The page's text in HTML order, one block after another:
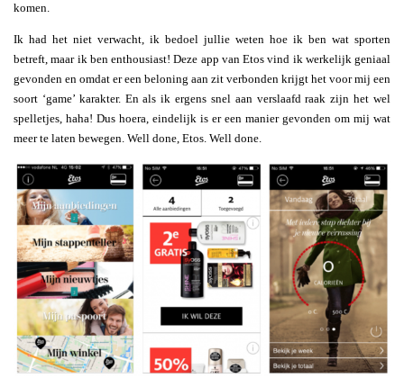
komen.
Ik had het niet verwacht, ik bedoel jullie weten hoe ik ben wat sporten
betreft, maar ik ben enthousiast! Deze app van Etos vind ik werkelijk geniaal
gevonden en omdat er een beloning aan zit verbonden krijgt het voor mij een
soort ‘game’ karakter. En als ik ergens snel aan verslaafd raak zijn het wel
spelletjes, haha! Dus hoera, eindelijk is er een manier gevonden om mij wat
meer te laten bewegen. Well done, Etos. Well done.